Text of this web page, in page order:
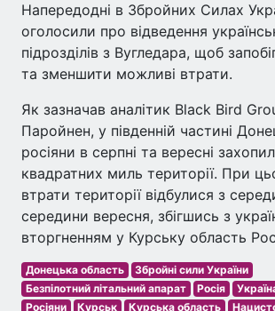
Напередодні в Збройних Силах
оголосили про відведення
підрозділів з Вугледара, щоб
та зменшити можливі втрати.
Як зазначав аналітик Black Bird
Паройнен, у південній частині
росіяни в серпні та вересні
квадратних миль території. При
втрати території відбулися з
середини вересня, збігшись з
вторгненням у Курську область
Донецька область
Збройні сили України
Безпілотний літальний апарат
Росія
Росіяни
Курськ Курська область